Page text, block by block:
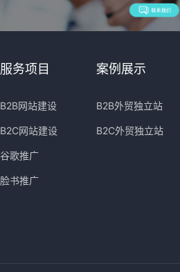
服务项目
B2B网站建设
B2C网站建设
谷歌推广
脸书推广
案例展示
B2B外贸独立站
B2C外贸独立站